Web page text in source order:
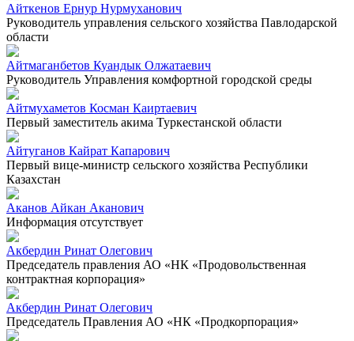
Айткенов Ернур Нурмуханович
Руководитель управления сельского хозяйства Павлодарской
области
Айтмаганбетов Куандык Олжатаевич
Руководитель Управления комфортной городской среды
Айтмухаметов Косман Каиртаевич
Первый заместитель акима Туркестанской области
Айтуганов Кайрат Капарович
Первый вице-министр сельского хозяйства Республики
Казахстан
Аканов Айкан Аканович
Информация отсутствует
Акбердин Ринат Олегович
Председатель правления АО «НК «Продовольственная
контрактная корпорация»
Акбердин Ринат Олегович
Председатель Правления АО «НК «Продкорпорация»